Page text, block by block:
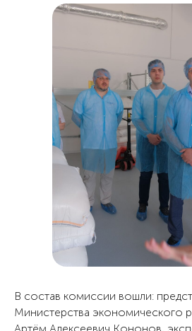
В состав комиссии вошли:
Министерства экономического